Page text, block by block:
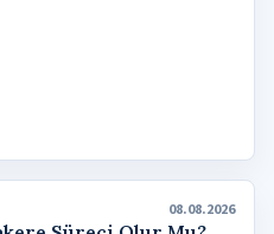
birini
08.08.2026